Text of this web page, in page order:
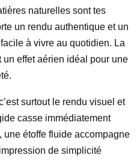
naturelles sont tes
un rendu authentique et un
à vivre au quotidien. La
effet aérien idéal pour une
surtout le rendu visuel et
casse immédiatement
une étoffe fluide accompagne
de simplicité